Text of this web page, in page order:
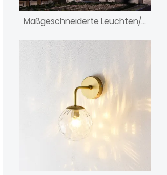
Maßgeschneiderte Leuchten/Beleuchtung/Kronleuchter für große Hotellobbys